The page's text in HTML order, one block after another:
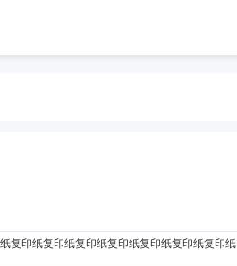
复印纸复印纸复印纸复印纸复印纸复印纸复印纸